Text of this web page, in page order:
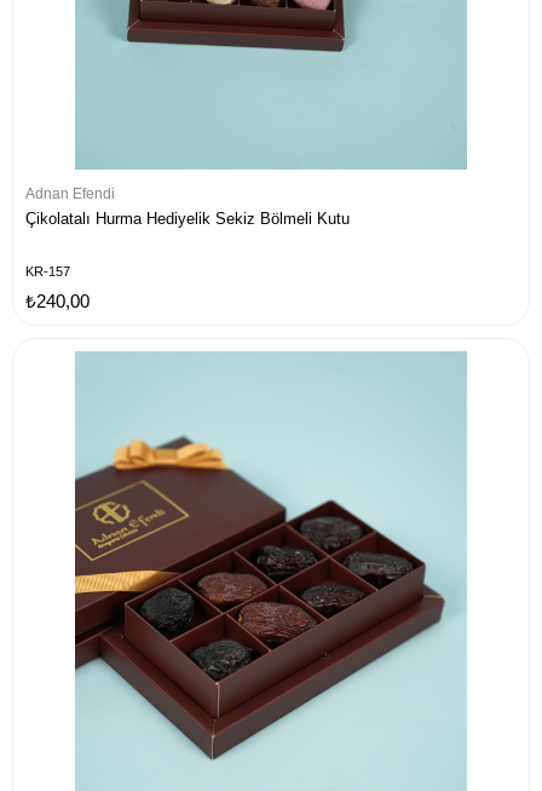
Adnan Efendi
Çikolatalı Hurma Hediyelik Sekiz Bölmeli Kutu
KR-157
₺240,00